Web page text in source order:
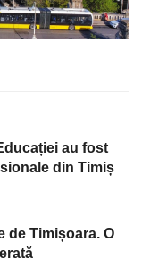
au fost
din Timiș
de Timișoara. O